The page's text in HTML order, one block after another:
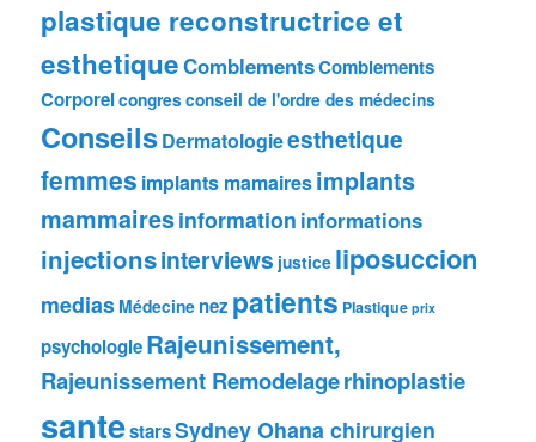
plastique reconstructrice et
esthetiqueComblementsComblements
Corporelcongresconseil de l'ordre des médecins
ConseilsDermatologieesthetique
femmes implants mamairesimplants
mammairesinformation informations
injectionsinterviews justice liposuccion
medias Médecine nez patients Plastique prix
psychologieRajeunissement,
Rajeunissement Remodelagerhinoplastie
santestarsSydney Ohana chirurgien